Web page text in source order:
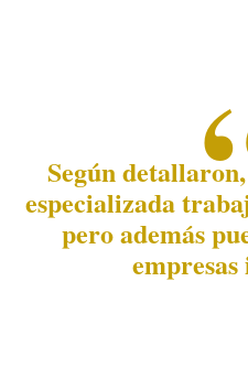
Según
especializada
pero además
empresas